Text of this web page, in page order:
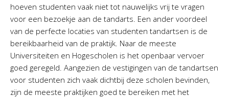
hoeven studenten vaak niet tot nauwelijks vrij te vragen
voor een bezoekje aan de tandarts. Een ander voordeel
van de perfecte locaties van studenten tandartsen is de
bereikbaarheid van de praktijk. Naar de meeste
Universiteiten en Hogescholen is het openbaar vervoer
goed geregeld. Aangezien de vestigingen van de tandartsen
voor studenten zich vaak dichtbij deze scholen bevinden,
zijn de meeste praktijken goed te bereiken met het